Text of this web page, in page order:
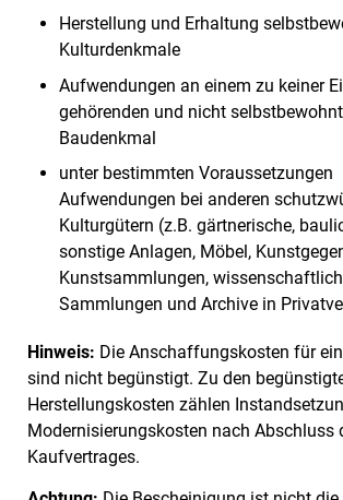
Herstellung und Erhaltung
Kulturdenkmale
Aufwendungen an einem zu keiner
gehörenden und nicht
Baudenkmal
unter bestimmten Voraussetzungen
Aufwendungen bei anderen
Kulturgütern (z.B. gärtnerische,
sonstige Anlagen, Möbel,
Kunstsammlungen,
Sammlungen und Archive in
Hinweis: Die Anschaffungskosten für
sind nicht begünstigt. Zu den
Herstellungskosten zählen
Modernisierungskosten nach Abschluss
Kaufvertrages.